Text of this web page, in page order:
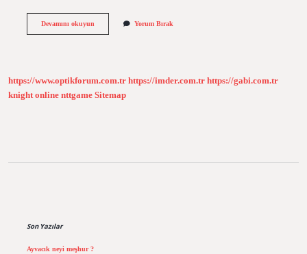
Devamını okuyunBrahma
Yorum Bırak
https://www.optikforum.com.tr https://imder.com.tr https://gabi.com.tr
knight online nttgame Sitemap
Son Yazılar
Ayvacık neyi meşhur ?